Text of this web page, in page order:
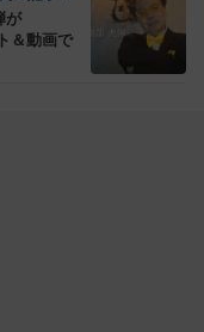
が
＆動画で